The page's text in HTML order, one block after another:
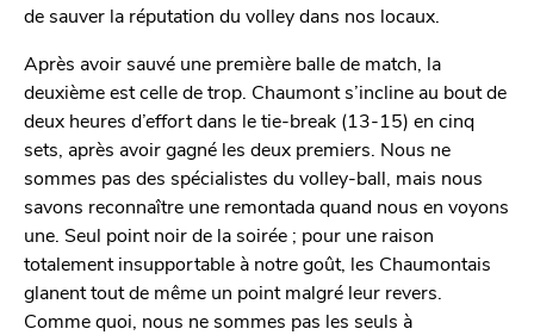
de sauver la réputation du volley dans nos locaux.
Après avoir sauvé une première balle de match, la
deuxième est celle de trop. Chaumont s’incline au bout de
deux heures d’effort dans le tie-break (13-15) en cinq
sets, après avoir gagné les deux premiers. Nous ne
sommes pas des spécialistes du volley-ball, mais nous
savons reconnaître une remontada quand nous en voyons
une. Seul point noir de la soirée ; pour une raison
totalement insupportable à notre goût, les Chaumontais
glanent tout de même un point malgré leur revers.
Comme quoi, nous ne sommes pas les seuls à